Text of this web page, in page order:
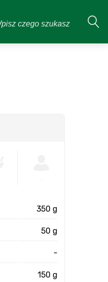
350 g
50 g
-
150 g